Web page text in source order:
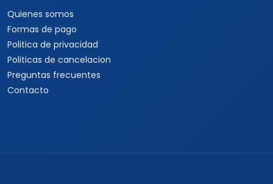
Mediterráneo
Cruceros Islas Griegas
Cruceros por Sudamérica
Cruceros por Asia
Cruceros por Alaska
Informacion
Politica de privacidad